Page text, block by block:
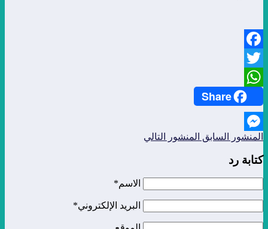
Facebook
Twitter
WhatsApp
Share
Messenger
المنشور السابق المنشور التالي
كتابة رد
الاسم*
البريد الإلكتروني*